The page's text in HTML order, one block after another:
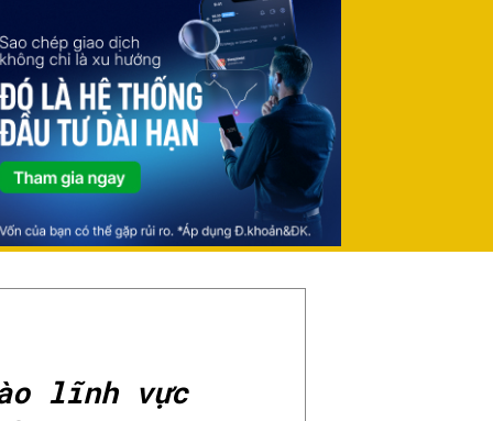
lĩnh vực